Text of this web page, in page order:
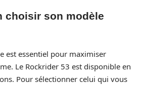
choisir son modèle
est essentiel pour maximiser
Le Rockrider 53 est disponible en
Pour sélectionner celui qui vous